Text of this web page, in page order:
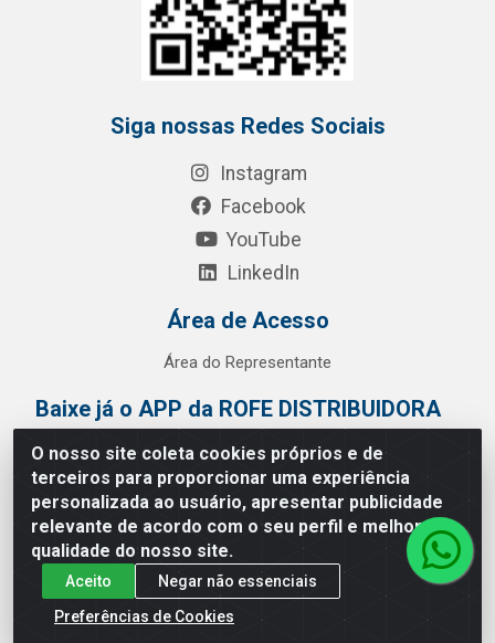
O nosso site coleta cookies próprios e de
terceiros para proporcionar uma experiência
personalizada ao usuário, apresentar publicidade
relevante de acordo com o seu perfil e melhorar a
qualidade do nosso site.
Aceito
Negar não essenciais
Preferências de Cookies
Siga nossas Redes Sociais
Instagram
Facebook
YouTube
LinkedIn
Área de Acesso
Área do Representante
Baixe já o APP da ROFE DISTRIBUIDORA